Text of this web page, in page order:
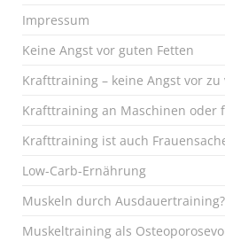
Impressum
Keine Angst vor guten Fetten
Krafttraining – keine Angst vor
Krafttraining an Maschinen oder
Krafttraining ist auch
Low-Carb-Ernährung
Muskeln durch Ausdauertraining?
Muskeltraining als